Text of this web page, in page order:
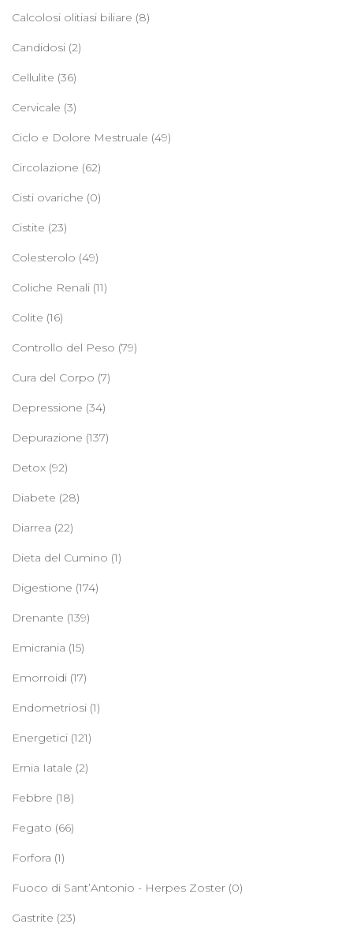
Calcolosi olitiasi biliare (8)
Candidosi (2)
Cellulite (36)
Cervicale (3)
Ciclo e Dolore Mestruale (49)
Circolazione (62)
Cisti ovariche (0)
Cistite (23)
Colesterolo (49)
Coliche Renali (11)
Colite (16)
Controllo del Peso (79)
Cura del Corpo (7)
Depressione (34)
Depurazione (137)
Detox (92)
Diabete (28)
Diarrea (22)
Dieta del Cumino (1)
Digestione (174)
Drenante (139)
Emicrania (15)
Emorroidi (17)
Endometriosi (1)
Energetici (121)
Ernia Iatale (2)
Febbre (18)
Fegato (66)
Forfora (1)
Fuoco di Sant’Antonio - Herpes Zoster (0)
Gastrite (23)